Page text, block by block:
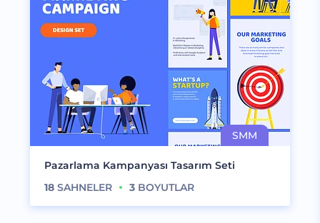
Pazarlama Kampanyası Tasarım Seti
18 SAHNELER 3 BOYUTLAR